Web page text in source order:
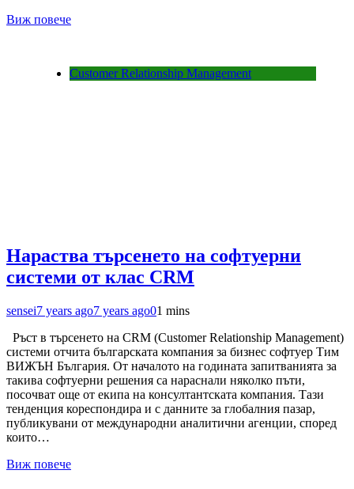
Виж повече
Customer Relationship Management
Нараства търсенето на софтуерни
системи от клас CRM
sensei7 years ago7 years ago01 mins
Ръст в търсенето на CRM (Customer Relationship Management)
системи отчита българската компания за бизнес софтуер Тим
ВИЖЪН България. От началото на годината запитванията за
такива софтуерни решения са нараснали няколко пъти,
посочват още от екипа на консултантската компания. Тази
тенденция кореспондира и с данните за глобалния пазар,
публикувани от международни аналитични агенции, според
които…
Виж повече